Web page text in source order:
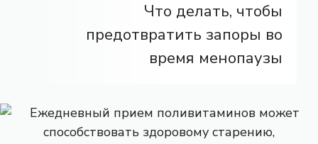
Что делать, чтобы
предотвратить запоры во
время менопаузы